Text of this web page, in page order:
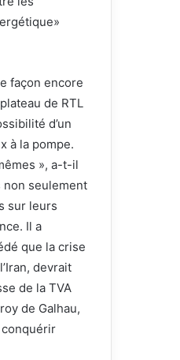
façon encore
de RTL
d’un
à la pompe.
», a-t-il
non seulement
sur leurs
Il a
que la crise
devrait
de la TVA
de Galhau,
conquérir